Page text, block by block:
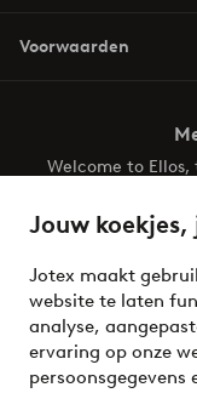
Jouw koekjes,
Jotex maakt
website te laten
analyse,
ervaring op onze
Voorwaarden
Welcome to
your